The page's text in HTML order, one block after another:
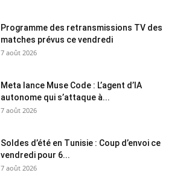
Programme des retransmissions TV des
matches prévus ce vendredi
7 août 2026
Meta lance Muse Code : L’agent d’IA
autonome qui s’attaque à...
7 août 2026
Soldes d’été en Tunisie : Coup d’envoi ce
vendredi pour 6...
7 août 2026